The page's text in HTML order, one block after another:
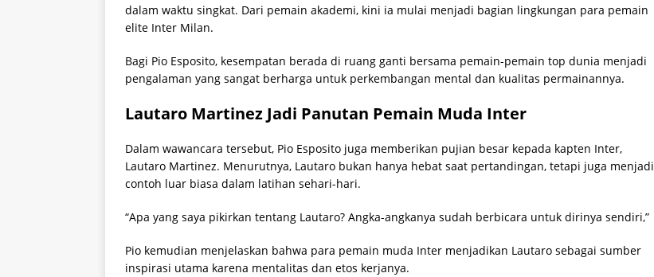
dalam waktu singkat. Dari pemain akademi, kini ia mulai menjadi bagian lingkungan para pemain
elite Inter Milan.
Bagi Pio Esposito, kesempatan berada di ruang ganti bersama pemain-pemain top dunia menjadi
pengalaman yang sangat berharga untuk perkembangan mental dan kualitas permainannya.
Lautaro Martinez Jadi Panutan Pemain Muda Inter
Dalam wawancara tersebut, Pio Esposito juga memberikan pujian besar kepada kapten Inter,
Lautaro Martinez. Menurutnya, Lautaro bukan hanya hebat saat pertandingan, tetapi juga menjadi
contoh luar biasa dalam latihan sehari-hari.
“Apa yang saya pikirkan tentang Lautaro? Angka-angkanya sudah berbicara untuk dirinya sendiri,”
Pio kemudian menjelaskan bahwa para pemain muda Inter menjadikan Lautaro sebagai sumber
inspirasi utama karena mentalitas dan etos kerjanya.